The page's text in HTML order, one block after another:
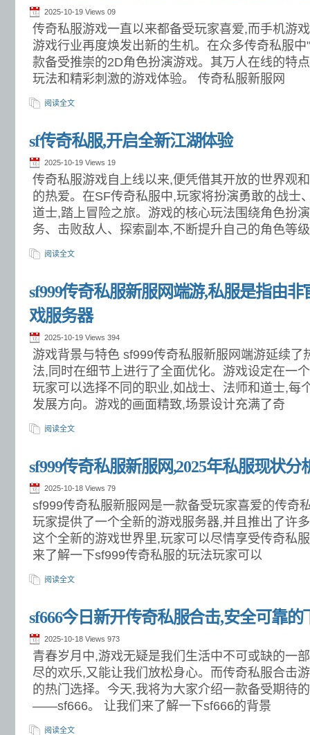
2025-10-19 Views 09
传奇私服游戏一直以来都备受玩家喜爱,而手机游
游戏行业再度焕发出新的生机。在众多传奇私服
款备受推崇的2D角色扮演游戏。其万人在线的特
玩法和精彩刺激的游戏体验。 传奇私服新服网
阅读全文
sf传奇私服,开启全新江湖体验
2025-10-19 Views 19
传奇私服游戏自上线以来,便凭借其开放的世界观
的热爱。在SF传奇私服中,玩家将扮演勇敢的战士
道士,踏上冒险之旅。游戏的核心玩法围绕角色扮
务、击败敌人、探索副本,不断提升自己的角色等
阅读全文
sf999传奇私服新服网端游,私服是指由
戏服务器
2025-10-19 Views 394
游戏背景与特色 sf999传奇私服新服网端游延续了
法,同时在细节上进行了全面优化。游戏设定在一
玩家可以选择不同的职业,如战士、法师和道士,每
发展方向。游戏的画面精致,场景设计充满了奇
阅读全文
sf999传奇私服新服网,2025年私服现状分
2025-10-18 Views 79
sf999传奇私服新服网是一款备受玩家喜爱的传奇
玩家提供了一个全新的游戏服务器,并且推出了许
这个全新的游戏世界里,玩家可以尽情享受传奇私
来了解一下sf999传奇私服的玩法玩家可以
阅读全文
sf666今日新开传奇私服合击,安全可靠的
2025-10-18 Views 973
青春岁月中,游戏无疑是我们生活中不可或缺的一
尽的欢乐,又能让我们放松身心。而传奇私服合击
的热门选择。今天,我将为大家介绍一款备受期待
——sf666。 让我们来了解一下sf666的背景
阅读全文